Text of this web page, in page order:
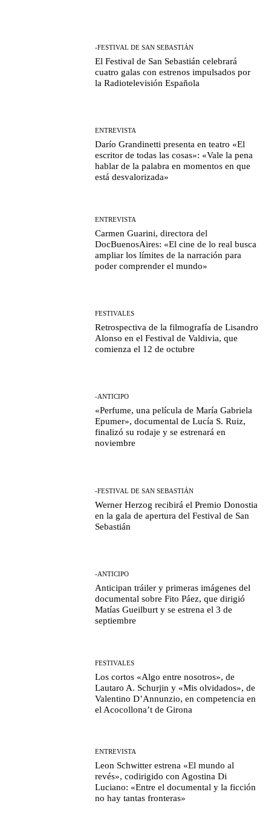
-FESTIVAL DE SAN SEBASTIÁN
El Festival de San Sebastián celebrará
cuatro galas con estrenos impulsados por
la Radiotelevisión Española
ENTREVISTA
Darío Grandinetti presenta en teatro «El
escritor de todas las cosas»: «Vale la pena
hablar de la palabra en momentos en que
está desvalorizada»
ENTREVISTA
Carmen Guarini, directora del
DocBuenosAires: «El cine de lo real busca
ampliar los límites de la narración para
poder comprender el mundo»
FESTIVALES
Retrospectiva de la filmografía de Lisandro
Alonso en el Festival de Valdivia, que
comienza el 12 de octubre
-ANTICIPO
«Perfume, una película de María Gabriela
Epumer», documental de Lucía S. Ruiz,
finalizó su rodaje y se estrenará en
noviembre
-FESTIVAL DE SAN SEBASTIÁN
Werner Herzog recibirá el Premio Donostia
en la gala de apertura del Festival de San
Sebastián
-ANTICIPO
Anticipan tráiler y primeras imágenes del
documental sobre Fito Páez, que dirigió
Matías Gueilburt y se estrena el 3 de
septiembre
FESTIVALES
Los cortos «Algo entre nosotros», de
Lautaro A. Schurjin y «Mis olvidados», de
Valentino D’Annunzio, en competencia en
el Acocollona’t de Girona
ENTREVISTA
Leon Schwitter estrena «El mundo al
revés», codirigido con Agostina Di
Luciano: «Entre el documental y la ficción
no hay tantas fronteras»